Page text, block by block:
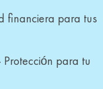
financiera para tus
para tu